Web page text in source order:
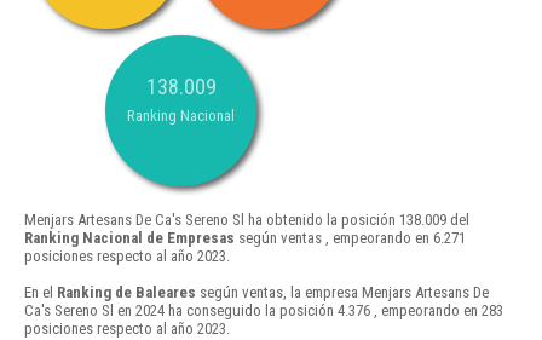
138.009
Ranking Nacional
Menjars Artesans De Ca's Sereno Sl ha obtenido la posición 138.009 del
Ranking Nacional de Empresas según ventas , empeorando en 6.271
posiciones respecto al año 2023.
En el Ranking de Baleares según ventas, la empresa Menjars Artesans De
Ca's Sereno Sl en 2024 ha conseguido la posición 4.376 , empeorando en 283
posiciones respecto al año 2023.